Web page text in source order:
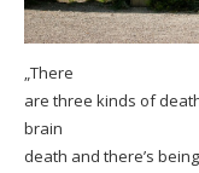
„There
are three kinds of
brain
death and there’s